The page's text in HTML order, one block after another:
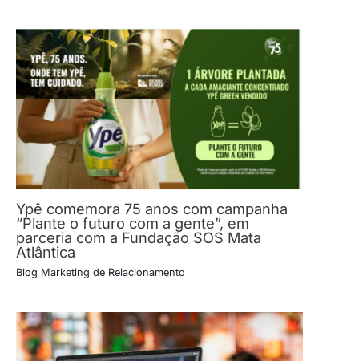
Ypê comemora 75 anos com campanha
“Plante o futuro com a gente”, em
parceria com a Fundação SOS Mata
Atlântica
Blog Marketing de Relacionamento